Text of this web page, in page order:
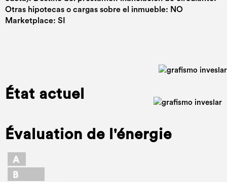
Otras hipotecas o cargas sobre el inmueble: NO
Marketplace: SI
État actuel
Évaluation de l'énergie
A
B